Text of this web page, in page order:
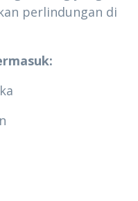
perlindungan di